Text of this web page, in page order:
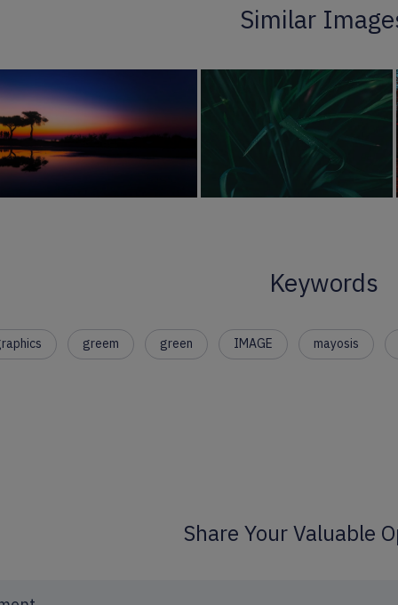
Similar
Keywords
greem green IMAGE mayosis
Share Your Valuable